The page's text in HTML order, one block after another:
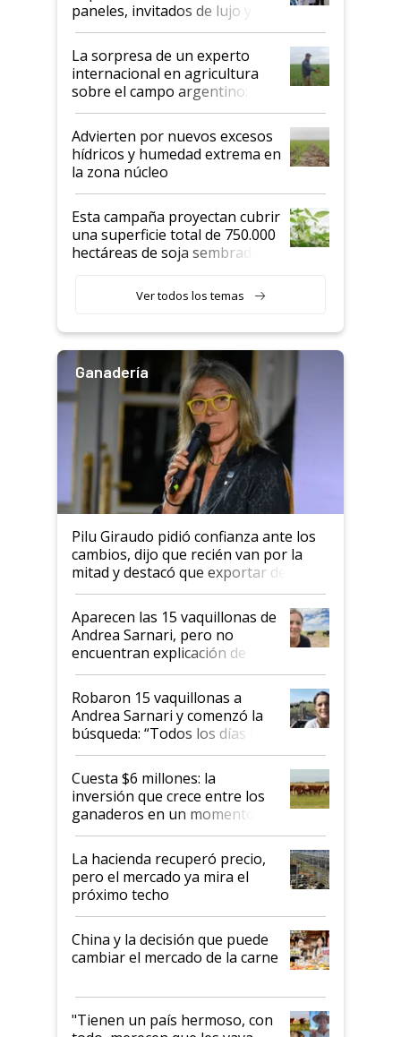
paneles, invitados de lujo y
todas las tendencias
La sorpresa de un experto
internacional en agricultura
sobre el campo argentino:
"Estoy muy impresionado"
Advierten por nuevos excesos
hídricos y humedad extrema en
la zona núcleo
Esta campaña proyectan cubrir
una superficie total de 750.000
hectáreas de soja sembradas
variedades que marcan un
salto tecnológico en genética y
Ver todos los temas
Ganadería
Pilu Giraudo pidió confianza ante los
cambios, dijo que recién van por la
mitad y destacó que exportar dejó de
ser "para unos pocos": "Tenemos un
mandato muy claro del gobierno
nacional"
Aparecen las 15 vaquillonas de
Andrea Sarnari, pero no
encuentran explicación de
cómo llegaron allí
Robaron 15 vaquillonas a
Andrea Sarnari y comenzó la
búsqueda: “Todos los días le
toca a algún productor”
Cuesta $6 millones: la
inversión que crece entre los
ganaderos en un momento
histórico para la actividad
La hacienda recuperó precio,
pero el mercado ya mira el
próximo techo
China y la decisión que puede
cambiar el mercado de la carne
"Tienen un país hermoso, con